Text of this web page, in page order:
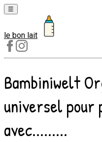
☰
Laits
1er
âge
Laits
2e
âge
de
le bon lait
Bambiniwelt
universel pour
avec.........